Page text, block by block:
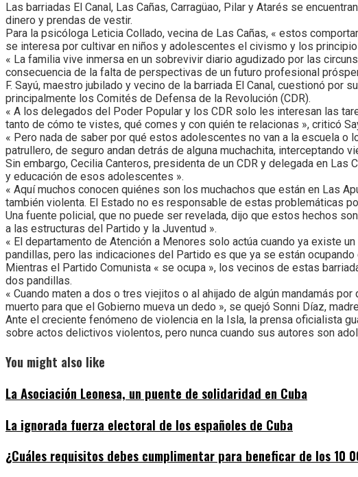
Las barriadas El Canal, Las Cañas, Carragüao, Pilar y Atarés se
dinero y prendas de vestir.
Para la psicóloga Leticia Collado, vecina de Las Cañas, « estos
se interesa por cultivar en niños y adolescentes el civismo y los
« La familia vive inmersa en un sobrevivir diario agudizado por las
consecuencia de la falta de perspectivas de un futuro profesional
F. Sayú, maestro jubilado y vecino de la barriada El Canal, cuestionó
principalmente los Comités de Defensa de la Revolución (CDR).
« A los delegados del Poder Popular y los CDR solo les interesan las
tanto de cómo te vistes, qué comes y con quién te relacionas », criticó
« Pero nada de saber por qué estos adolescentes no van a la escuela
patrullero, de seguro andan detrás de alguna muchachita, interceptando
Sin embargo, Cecilia Canteros, presidenta de un CDR y delegada en
y educación de esos adolescentes ».
« Aquí muchos conocen quiénes son los muchachos que están en Las
también violenta. El Estado no es responsable de estas problemáticas
Una fuente policial, que no puede ser revelada, dijo que estos hechos
a las estructuras del Partido y la Juventud ».
« El departamento de Atención a Menores solo actúa cuando ya existe
pandillas, pero las indicaciones del Partido es que ya se están ocupando
Mientras el Partido Comunista « se ocupa », los vecinos de estas
dos pandillas.
« Cuando maten a dos o tres viejitos o al ahijado de algún mandamás
muerto para que el Gobierno mueva un dedo », se quejó Sonni Díaz,
Ante el creciente fenómeno de violencia en la Isla, la prensa oficialista
sobre actos delictivos violentos, pero nunca cuando sus autores son
You might also like
La Asociación Leonesa, un puente de solidaridad en Cuba
La ignorada fuerza electoral de los españoles de Cuba
¿Cuáles requisitos debes cumplimentar para beneficar de los 10